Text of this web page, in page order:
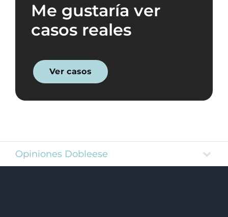
Me gustaría ver
casos reales
Ver casos
Opiniones Dobleese